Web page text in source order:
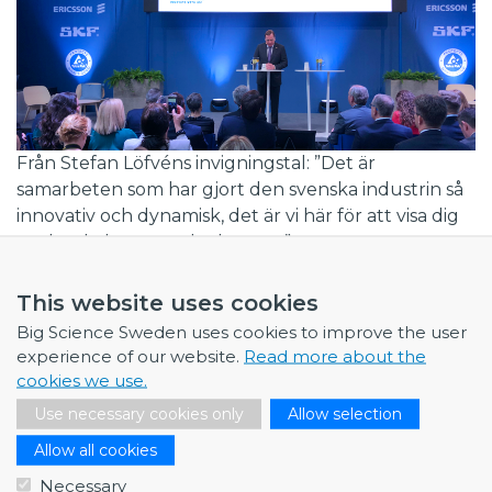
This website uses cookies
Big Science Sweden uses cookies to improve the user
experience of our website. Read more about the
cookies we use.
Use necessary cookies only
Allow selection
Allow all cookies
Necessary
Från Stefan Löfvéns invigningstal: ”Det är
samarbeten som har gjort den svenska industrin så
innovativ och dynamisk, det är vi här för att visa dig
under de kommande dagarna”.
Big Science Sweden på Hannover Messe i april
2019
Samarbete i ett nytt ILO-nätverk
ILO-er vid europeiska forskningsanläggningar
skapar nu ett nätverk för att träffas, utbyta